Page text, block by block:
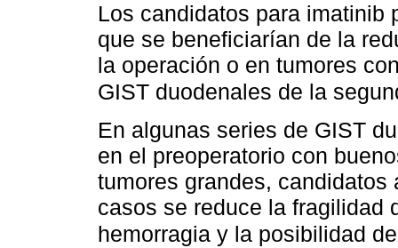
Los candidatos para imatinib
que se beneficiarían de la
la operación o en tumores
GIST duodenales de la
En algunas series de GIST
en el preoperatorio con
tumores grandes,
casos se reduce la fragilidad
hemorragia y la posibilidad